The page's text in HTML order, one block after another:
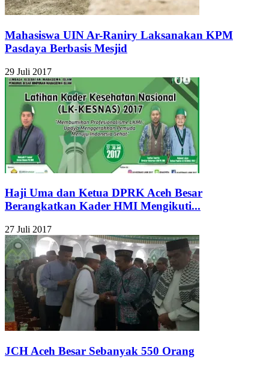
Mahasiswa UIN Ar-Raniry Laksanakan KPM
Pasdaya Berbasis Mesjid
29 Juli 2017
Haji Uma dan Ketua DPRK Aceh Besar
Berangkatkan Kader HMI Mengikuti...
27 Juli 2017
JCH Aceh Besar Sebanyak 550 Orang